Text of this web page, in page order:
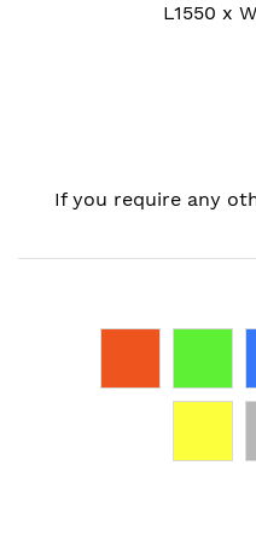
L1550 x
If you require any